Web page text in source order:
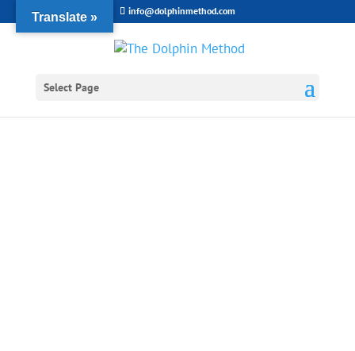
info@dolphinmethod.com
Select Page
Translate »